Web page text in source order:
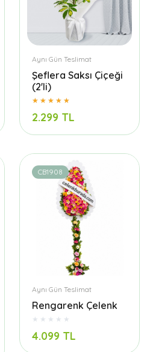
Aynı Gün Teslimat
Şeflera Saksı Çiçeği
(2'li)
2.299 TL
CB1908
Aynı Gün Teslimat
Rengarenk Çelenk
4.099 TL